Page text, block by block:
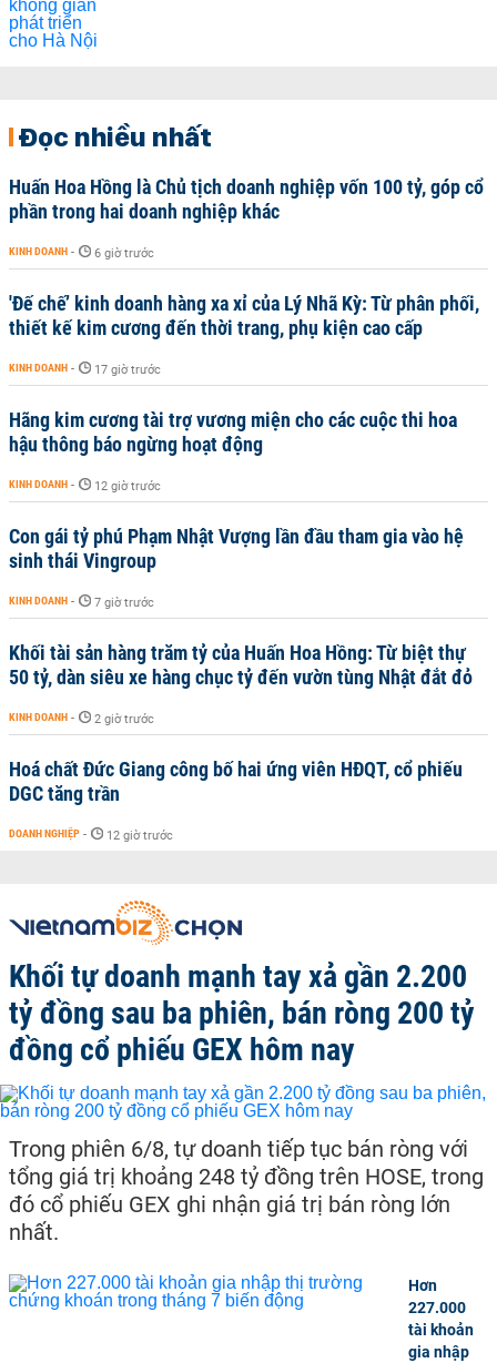
Đọc nhiều nhất
Huấn Hoa Hồng là Chủ tịch doanh nghiệp vốn 100 tỷ, góp cổ
phần trong hai doanh nghiệp khác
KINH DOANH - 6 giờ trước
'Đế chế’ kinh doanh hàng xa xỉ của Lý Nhã Kỳ: Từ phân phối,
thiết kế kim cương đến thời trang, phụ kiện cao cấp
KINH DOANH - 17 giờ trước
Hãng kim cương tài trợ vương miện cho các cuộc thi hoa
hậu thông báo ngừng hoạt động
KINH DOANH - 12 giờ trước
Con gái tỷ phú Phạm Nhật Vượng lần đầu tham gia vào hệ
sinh thái Vingroup
KINH DOANH - 7 giờ trước
Khối tài sản hàng trăm tỷ của Huấn Hoa Hồng: Từ biệt thự
50 tỷ, dàn siêu xe hàng chục tỷ đến vườn tùng Nhật đắt đỏ
KINH DOANH - 2 giờ trước
Hoá chất Đức Giang công bố hai ứng viên HĐQT, cổ phiếu
DGC tăng trần
DOANH NGHIỆP - 12 giờ trước
Khối tự doanh mạnh tay xả gần 2.200
tỷ đồng sau ba phiên, bán ròng 200 tỷ
đồng cổ phiếu GEX hôm nay
Trong phiên 6/8, tự doanh tiếp tục bán ròng với
tổng giá trị khoảng 248 tỷ đồng trên HOSE, trong
đó cổ phiếu GEX ghi nhận giá trị bán ròng lớn
nhất.
Hơn
227.000
tài khoản
gia nhập